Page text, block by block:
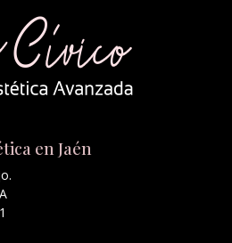
en Jaén